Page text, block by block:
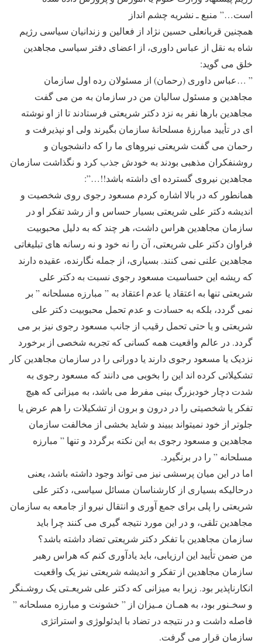
است…” منبع ـ نشریه چشم انداز
همچنین قربانعلی حسین نژاد از فعالین و زندانیان سیاسی رژیم
شاه به نقل از عباس داوری، از اعضای دفتر سیاسی مجاهدین
خلق می گوید:
” …عباس داوری (رحمان) از مسئولان رده اول سازمان
مجاهدین و مسئول سالیان من در سازمان به من می گفت
مجاهدین بارها نفر به نزد دکتر شریعتی فرستادند تا از او نوشته
ای در تأیید مبارزۀ مسلحانۀ سازمان بگیرند ولی او نپذیرفت و
رحمان می گفت شریعتی نیروهای ما را که دانشجویان و
روشنفکران مذهبی بودند به خودش جذب کرد و نگذاشت سازمان
مجاهدین نیروی گسترده ای داشته باشد!!…”:
همانطور که در بالا اشاره کردم مسعود رجوی روی شخصیت و
اندیشه دکتر علی شریعتی بسیار حساس و از رشد تفکر او در
سازمان مجاهدین هراس داشت، هر چند که به دلیل محبوبیت
فراوان دکتر علی شریعتی، آن را نه خود و نه رسانه های تبلیغاتی
مجاهدین علنی نمی کنند. بسیاری، از جمله نگارنده، عقیده دارند
که ریشه این حساسیت مسعود رجوی نسبت به دکتر علی
شریعتی تنها به اعتقاد یا عدم اعتقاد به ” مبارزه مسلحانه ” بر
نمی گردد، بلکه به حسادت و عدم تحمل محبوبیت دکتر علی
شریعتی و یا حتی تحمل رقیب از جانب مسعود رجوی نیز بر می
گردد. در عالم واقعیت همه کسانی که تجربه شخصی از برخورد
نزدیک یا مسعود رجوی دارند یا دورانی را در سازمان مجاهدین کار
تشکیلاتی کرده اند این را بخوبی می دانند که مسعود رجوی به
شدت دچار خودبزرگ بینی مفرط می باشد، به میزانی که هیچ
تفکر یا شخصیتی را در درون و برون از تشکیلات را هم عرض یا
جلوتر از خود نمیتواند ببیند و شاید بخشی از مخالفت سازمان
مجاهدین و مسعود رجوی به این نکته برگردد و تنها ” مبارزه
مسلحانه ” را در برنگیرد.
اما در این میان پرسشی نیز می تواند وجود داشته باشد، یعنی
درحالیکه بسیاری از کارشناسان مسائل سیاسی، دکتر علی
شریعتی را پلی برای جمع آوری و انتقال نیرو از جامعه به سازمان
مجاهدین تلقی، و در این مورد نتیجه گیری می کنند چرا باید
سازمان مجاهدین با تفکر دکتر شریعتی تضاد داشته باشد؟
من ضمن تأیید این ارزیابی، باید یادآوری کنم که هراس رهبر
سازمان مجاهدین از تفکر و اندیشه شریعتی نیز یک واقعیت
انکارناپذیر بود. زیرا به میزانی که دکتر علی شریعـتی یک روشـنگر
و سخـنور بود، به همـان مـیزان از ” خشونت و مبارزه مسلحانه ”
فاصله داشت و در نتیجه در تضاد با ایدئولوژی و استراتژی
سازمان قرار می گرفت.